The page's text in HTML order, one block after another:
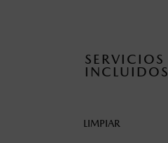
SERVICIOS
INCLUIDOS
LIMPIAR